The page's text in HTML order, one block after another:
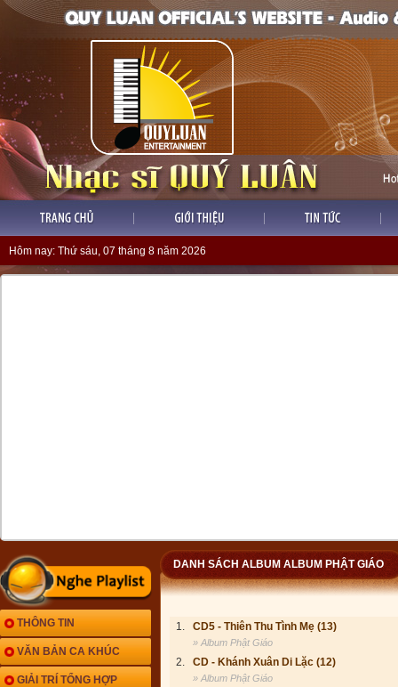
Hôm nay: Thứ sáu, 07 tháng 8 năm 2026
THÔNG TIN
VĂN BẢN CA KHÚC
GIẢI TRÍ TỔNG HỢP
DANH SÁCH ALBUM ALBUM PHẬT GIÁO
1. CD5 - Thiên Thu Tình Mẹ (13)
» Album Phật Giáo
2. CD - Khánh Xuân Di Lặc (12)
» Album Phật Giáo